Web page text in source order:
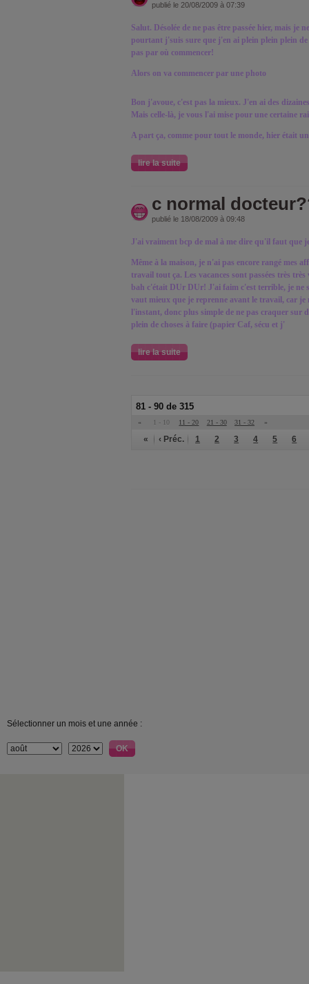
publié le 20/08/2009 à 07:39
Salut. Désolée de ne pas être passée hier, mais je
pourtant j'suis sure que j'en ai plein plein plein de
pas par où commencer!
Alors on va commencer par une photo
Bon j'avoue, c'est pas la mieux. J'en ai des
Mais celle-là, je vous l'ai mise pour une certaine
A part ça, comme pour tout le monde, hier était
lire la suite
c normal
publié le 18/08/2009 à 09:48
J'ai vraiment bcp de mal à me dire qu'il faut que
Même à la maison, je n'ai pas encore rangé mes
travail tout ça. Les vacances sont passées très
bah c'était DUr DUr! J'ai faim c'est terrible, je ne
vaut mieux que je reprenne avant le travail, car je
l'instant, donc plus simple de ne pas craquer sur
plein de choses à faire (papier Caf, sécu et j'
lire la suite
81 - 90 de 315
« 1 - 10 11 - 20 21 - 30 31 - 32 »
« ‹ Préc. 1 2 3 4 5 6
Sélectionner un mois et une année :